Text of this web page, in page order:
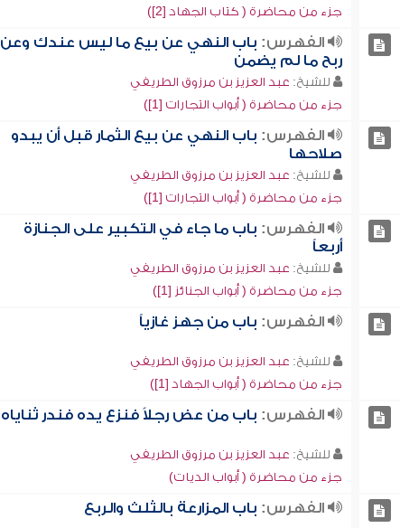
جزء من محاضرة ( كتاب الجهاد [2])
الفهرس: باب النهي عن بيع ما ليس عندك وعن
ربح ما لم يضمن
للشيخ: عبد العزيز بن مرزوق الطريفي
جزء من محاضرة ( أبواب التجارات [1])
الفهرس: باب النهي عن بيع الثمار قبل أن يبدو
صلاحها
للشيخ: عبد العزيز بن مرزوق الطريفي
جزء من محاضرة ( أبواب التجارات [1])
الفهرس: باب ما جاء في التكبير على الجنازة
أربعاً
للشيخ: عبد العزيز بن مرزوق الطريفي
جزء من محاضرة ( أبواب الجنائز [1])
الفهرس: باب من جهز غازياً
للشيخ: عبد العزيز بن مرزوق الطريفي
جزء من محاضرة ( أبواب الجهاد [1])
الفهرس: باب من عض رجلاً فنزع يده فندر ثناياه
للشيخ: عبد العزيز بن مرزوق الطريفي
جزء من محاضرة ( أبواب الديات)
الفهرس: باب المزارعة بالثلث والربع